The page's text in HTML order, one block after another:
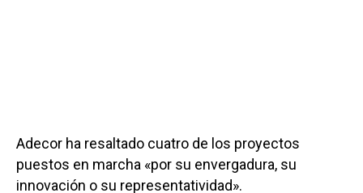
Adecor ha resaltado cuatro de los proyectos
puestos en marcha «por su envergadura, su
innovación o su representatividad».